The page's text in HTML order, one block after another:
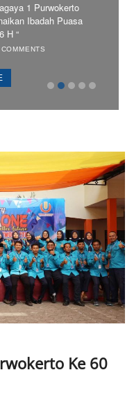
1 Purwokerto
Ibadah Puasa
H “
Ke 60